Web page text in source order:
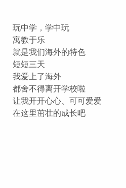
玩中学，学中玩
寓教于乐
就是我们海外的特色
短短三天
我爱上了海外
都舍不得离开学校啦
让我开开心心、可可爱爱
在这里茁壮的成长吧